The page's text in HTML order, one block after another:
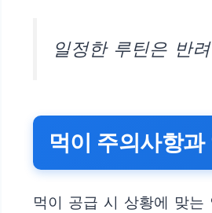
일정한 루틴은 반
먹이 주의사항
먹이 공급 시 상황에 맞는